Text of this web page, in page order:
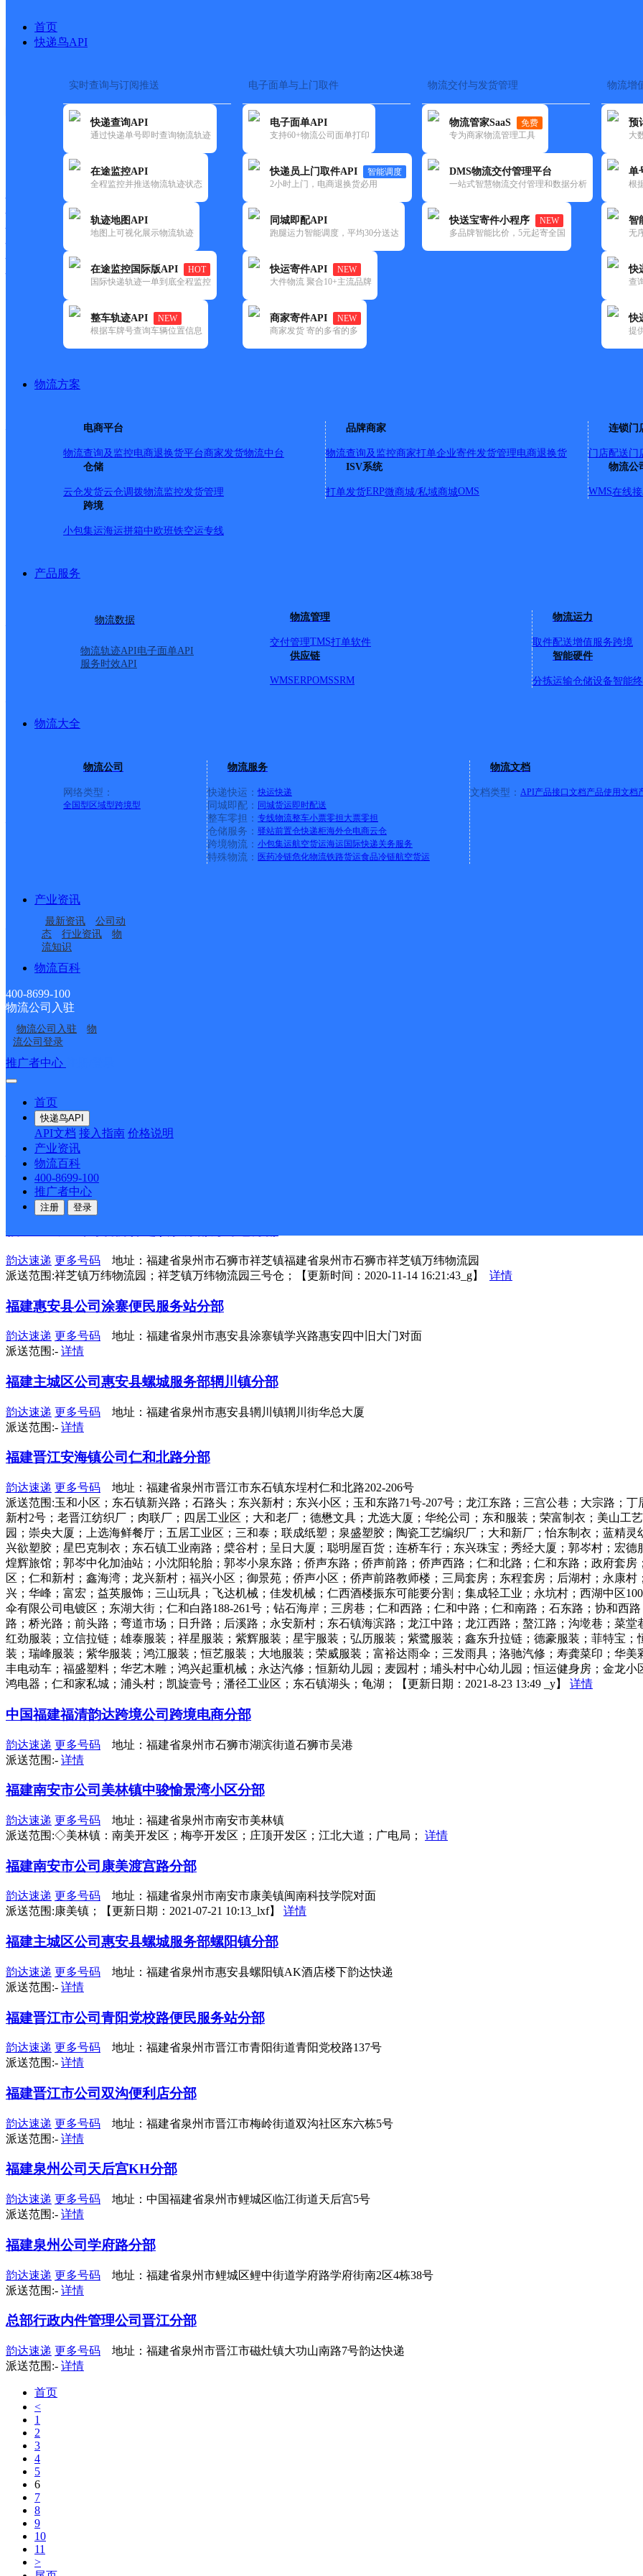
首页
快递鸟API
实时查询与订阅推送
快递查询API
通过快递单号即时查询物流轨迹
在途监控API
全程监控并推送物流轨迹状态
轨迹地图API
地图上可视化展示物流轨迹
在途监控国际版API
HOT
国际快递轨迹一单到底全程监控
整车轨迹API
NEW
根据车牌号查询车辆位置信息
电子面单与上门取件
电子面单API
支持60+物流公司面单打印
快递员上门取件API
智能调度
2小时上门，电商退换货必用
同城即配API
跑腿运力智能调度，平均30分送达
快运寄件API
NEW
大件物流 聚合10+主流品牌
商家寄件API
NEW
商家发货 寄的多省的多
物流交付与发货管理
物流管家SaaS
免费
专为商家物流管理工具
DMS物流交付管理平台
一站式智慧物流交付管理和数据分析
快送宝寄件小程序
NEW
多品牌智能比价，5元起寄全国
物流增
预
大
单
根
智
无
快
查
快
提
物流方案
电商平台
物流查询及监控电商退换货平台商家发货物流中台
品牌商家
物流查询及监控商家打单企业寄件发货管理电商退换货
连锁门
门店配送门
仓储
云仓发货云仓调拨物流监控发货管理
ISV系统
打单发货ERP微商城/私域商城OMS
物流公
WMS在线
跨境
小包集运海运拼箱中欧班铁空运专线
产品服务
物流数据
物流轨迹API电子面单API
服务时效API
物流管理
交付管理TMS打单软件
物流运力
取件配送增值服务跨境
供应链
WMSERPOMSSRM
智能硬件
分拣运输仓储设备智能
物流大全
物流公司
网络类型：
全国型 区域型跨境型
物流服务
快递快运： 快运快递
同城即配： 同城货运即时配送
整车零担： 专线物流整车小票零担大票零担
仓储服务： 驿站前置仓快递柜海外仓电商云仓
跨境物流： 小包集运航空货运海运 国际快递关务服务
特殊物流： 医药冷链危化物流铁路货运食品冷链航空货运
物流文档
文档类型： API产品接口文档产品使用文档
产业资讯
最新资讯
公司动
态
行业资讯
物
流知识
物流百科
400-8699-100
物流公司入驻
物流公司入驻
物
流公司登录
推广者中心
首页
快递鸟API
API文档 接入指南 价格说明
产业资讯
物流百科
400-8699-100
推广者中心
注册 登录
快递大全 > 快递网点
快递大全 快运大全
NEW
城市：泉州市 ✕ 快递：韵达速递 ✕
清空已选
地区:
不限 安溪县(39)
福建泉州公司西湖街分部
更多号码地址：福建省泉州市鲤城区开元街道城西路494-9号
派送范围:埭内路；深堀路；泉山路1-161号/单；泉山路210号；泉山路170号；电力学校宿舍；紫荆广场；枫叶大厦；泉山路D
小区；普明税务局；城北路2-398号/双；1-171号/单；城北路510北峰供俏社；剑影学校；剑影武术学校；尾瑶路1-45号；普明
D；普明捉改工程E幢；普明捉改工程F幢；金利来花园；三远花园；星湖苑；盛荣苑二期；星湖苑一期；星湖苑二期；联成
路北三区；城西北四区；城西路北五区；城西路北六区；城美路；湖邸西湖；元泰商厦；西郊菜市场；西苑工业区；城西公
贤路103号；制氧厂仓库；新华北路工商银行；义成公寓；义成村；金色花园；天湖山干休所；西湖小学；园林宿舍；国统公
福建惠安县公司百崎分部
更多号码地址：福建省泉州市惠安县百崎回族乡台商投资区百崎乡百雁街49-49-1浩号
派送范围:仑前街；通港路；新河城房产；中建八局房产；【更新日期：2022-3-7 17:34:47_b】
韵达速递 更多号码
团；百捷中央售楼部；桥南新加坡城；桥南中骏南湾悦庭；桥南财富天下；晋江环球鞋服有限公司；桥南恒大御景湾；桥南
海关大楼；桥南百捷学府；晋成路；恒大御景湾；新加坡城；池店镇池店寰环工业园；百捷学府大厅；百捷华府；池店镇新
锦洲瑞苑；百捷首府；中央名門；池店镇卫生院桥南分院；【更新日期：2021-8-16 9:57 _y】详情
福建南安市公司柳城街道成功路分部
地址：福建省泉州市南安市柳城街道成功街738号(名流大酒店后面顺丰隔壁)
派送范围:溪美市区：中山街，井脚街，锦绣街，新华街，新华南路到成功开发区桥头，彭美街，安长路，新华新村，双塘路
区到中化石油站为止，普莲路只送到柳城办事处为止，成功街，南大路，二环路，河滨北路，南同路只送到溪美派出所为止。
福建主城公司晋江市永和服务部
派送范围:力争村；菌边村；垵内村；新古厝；古厝村；新菌边；仑后村；岐山村；玉溪东区；玉溪西区；玉溪南区；莲塘村
业区；凯斯特；莲星工业园；集成伞业；盛辉物流；永固集团；云裳小镇；侨城集团；福田村；玉湖村；豪佳威大厦；纯纯
厝东区；太子岁；旦厝西区4号；旦厝西区15号；旦厝西区42号；旦厝西区129号；永灰狼便利店；鑫联超市；旦厝旧菜市场
锦头；巴厝村；永和古厝；板头村；永和镇上宅村；永和镇吕厝村；英墩沪坑村；永和镇中心幼儿园；骏风物流中心；永和
茂；永和鎮茂亭；永和镇卫生院；丽丽健康补发会所；永和第一工业区；茂亭山后；【更新日期：2020-01-07 16:08_g】
福建南安市公司仑仓镇园美街分部
韵达速递 更多号码
派送范围:园美村；大宇村；黄甲村；辉煌村；丰富村；【更新日期：2021-06-22 10:13_y】
福建泉州公司西街分部
韵达速递 更多号码
派送范围:-详情
韵达速递 更多号码 地址：福建省泉州市石狮市祥芝镇福建省泉州市石狮市祥芝镇万纬物流园
派送范围:祥芝镇万纬物流园；祥芝镇万纬物流园三号仓；【更新时间：2020-11-14 16:21:43_g】 详情
福建惠安县公司涂寨便民服务站分部
韵达速递 更多号码 地址：福建省泉州市惠安县涂寨镇学兴路惠安四中旧大门对面
派送范围:- 详情
福建主城区公司惠安县螺城服务部辋川镇分部
韵达速递 更多号码 地址：福建省泉州市惠安县辋川镇辋川街华总大厦
派送范围:- 详情
福建晋江安海镇公司仁和北路分部
韵达速递 更多号码 地址：福建省泉州市晋江市东石镇东埕村仁和北路202-206号
派送范围:玉和小区；东石镇新兴路；石路头；东兴新村；东兴小区；玉和东路71号-207号；龙江东路；三宫公巷；大宗路；
新村2号；老晋江纺织厂；肉联厂；四居工业区；大和老厂；德懋文具；尤选大厦；华纶公司；东和服装；荣富制衣；美山工
园；崇央大厦；上选海鲜餐厅；五居工业区；三和泰；联成纸塑；泉盛塑胶；陶瓷工艺编织厂；大和新厂；怡东制衣；蓝精
兴欲塑胶；星巴克制衣；东石镇工业南路；檗谷村；呈日大厦；聪明屋百货；连桥车行；东兴珠宝；秀经大厦；郭岑村；宏
煌辉旅馆；郭岑中化加油站；小沈阳轮胎；郭岑小泉东路；侨声东路；侨声前路；侨声西路；仁和北路；仁和东路；政府套
区；仁和新村；鑫海湾；龙兴新村；福兴小区；御景苑；侨声小区；侨声前路教师楼；三局套房；东程套房；后湖村；永康
兴；华峰；富宏；益英服饰；三山玩具；飞达机械；佳发机械；仁西酒楼振东可能要分割；集成轻工业；永坑村；西湖中区
伞有限公司电镀区；东湖大街；仁和白路188-261号；钻石海岸；三房巷；仁和西路；仁和中路；仁和南路；石东路；协和西
路；桥光路；前头路；弯道市场；日升路；后溪路；永安新村；东石镇海滨路；龙江中路；龙江西路；螯江路；沟墘巷；菜
红劲服装；立信拉链；雄泰服装；祥星服装；紫辉服装；星宇服装；弘历服装；紫鹭服装；鑫东升拉链；德豪服装；菲特宝
装；瑞峰服装；紫华服装；鸿江服装；恒艺服装；大地服装；荣威服装；富裕达雨伞；三发雨具；洛驰汽修；寿龚菜印；华
丰电动车；福盛塑料；华艺木雕；鸿兴起重机械；永达汽修；恒新幼儿园；麦园村；埔头村中心幼儿园；恒运健身房；金龙
鸿电器；仁和家私城；浦头村；凯旋壹号；潘径工业区；东石镇湖头；龟湖；【更新日期：2021-8-23 13:49 _y】 详情
中国福建福清韵达跨境公司跨境电商分部
韵达速递 更多号码 地址：福建省泉州市石狮市湖滨街道石狮市吴港
派送范围:- 详情
福建南安市公司美林镇中骏愉景湾小区分部
韵达速递 更多号码 地址：福建省泉州市南安市美林镇
派送范围:◇美林镇：南美开发区；梅亭开发区；庄顶开发区；江北大道；广电局； 详情
福建南安市公司康美渡宫路分部
韵达速递 更多号码 地址：福建省泉州市南安市康美镇闽南科技学院对面
派送范围:康美镇；【更新日期：2021-07-21 10:13_lxf】 详情
福建主城区公司惠安县螺城服务部螺阳镇分部
韵达速递 更多号码 地址：福建省泉州市惠安县螺阳镇AK酒店楼下韵达快递
派送范围:- 详情
福建晋江市公司青阳党校路便民服务站分部
韵达速递 更多号码 地址：福建省泉州市晋江市青阳街道青阳党校路137号
派送范围:- 详情
福建晋江市公司双沟便利店分部
韵达速递 更多号码 地址：福建省泉州市晋江市梅岭街道双沟社区东六栋5号
派送范围:- 详情
福建泉州公司天后宫KH分部
韵达速递 更多号码 地址：中国福建省泉州市鲤城区临江街道天后宫5号
派送范围:- 详情
福建泉州公司学府路分部
韵达速递 更多号码 地址：福建省泉州市鲤城区鲤中街道学府路学府街南2区4栋38号
派送范围:- 详情
总部行政内件管理公司晋江分部
韵达速递 更多号码 地址：福建省泉州市晋江市磁灶镇大功山南路7号韵达快递
派送范围:- 详情
首页
<
1
2
3
4
5
6
7
8
9
10
11
>